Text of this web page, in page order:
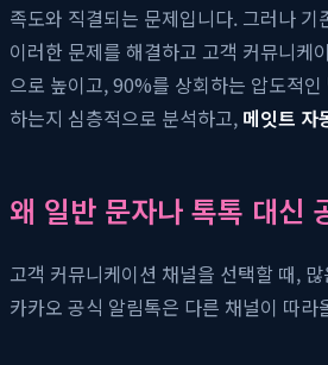
족도와 직결되는 문제입니다. 그러나
이러한 문제를 해결하고 고객 커뮤니케
으로 높이고, 90%를 상회하는 압도적인
하는지 심층적으로 분석하고, 메잇트 자
왜 일반 문자나 톡톡 대신
고객 커뮤니케이션 채널을 선택할 때,
카카오 공식 알림톡은 다른 채널이 따